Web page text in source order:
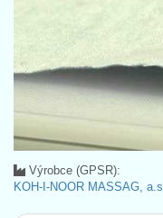
Výrobce (GPSR):
KOH-I-NOOR MASSAG, a.s.